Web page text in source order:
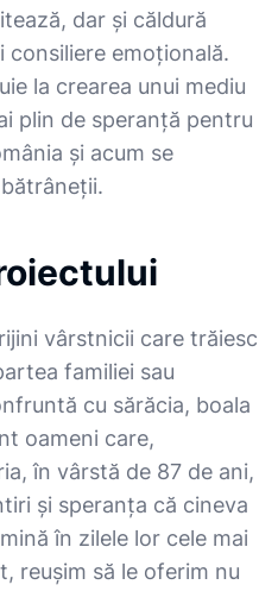
dar și căldură
consiliere emoțională.
la crearea unui mediu
plin de speranță pentru
și acum se
vârstnicii care trăiesc
familiei sau
cu sărăcia, boala
oameni care,
în vârstă de 87 de ani,
și speranța că cineva
în zilele lor cele mai
reușim să le oferim nu